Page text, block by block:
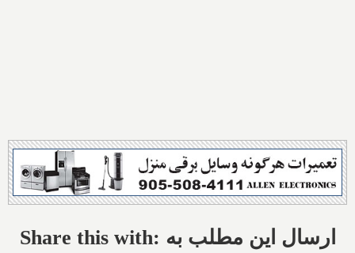
Share this with: ارسال این مطلب به